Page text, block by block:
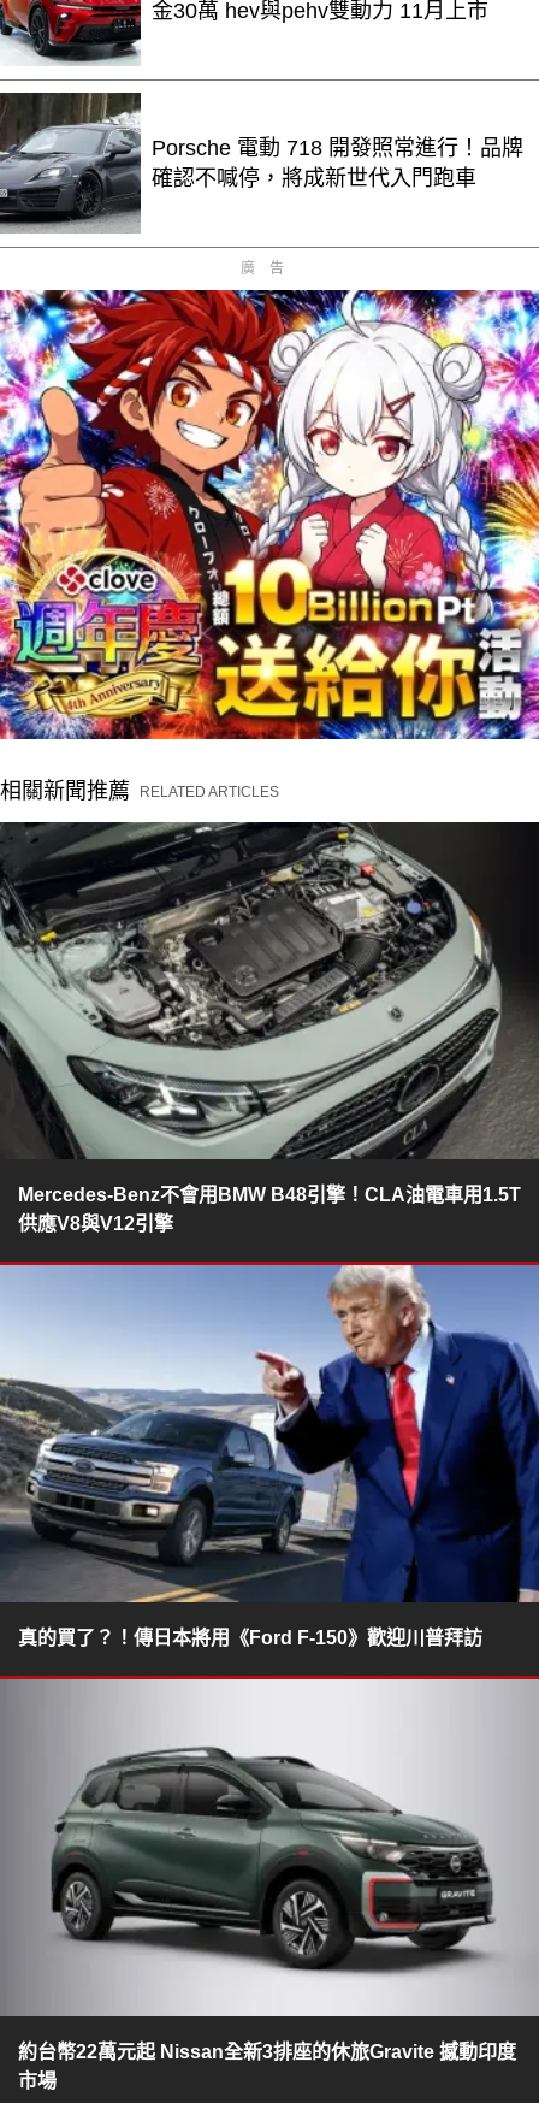
金30萬 hev與pehv雙動力 11月上市
Porsche 電動 718 開發照常進行！品牌
確認不喊停，將成新世代入門跑車
廣告
相關新聞推薦 RELATED ARTICLES
Mercedes-Benz不會用BMW B48引擎！CLA油電車用1.5T
供應V8與V12引擎
真的買了？！傳日本將用《Ford F-150》歡迎川普拜訪
約台幣22萬元起 Nissan全新3排座的休旅Gravite 撼動印度
市場